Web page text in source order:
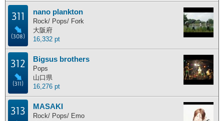
311
(308)
nano plankton
Rock/ Pops/ Fork
大阪府
16,332 pt
312
(311)
Bigsus brothers
Pops
山口県
16,276 pt
313 MASAKI
Rock/ Pops/ Emo